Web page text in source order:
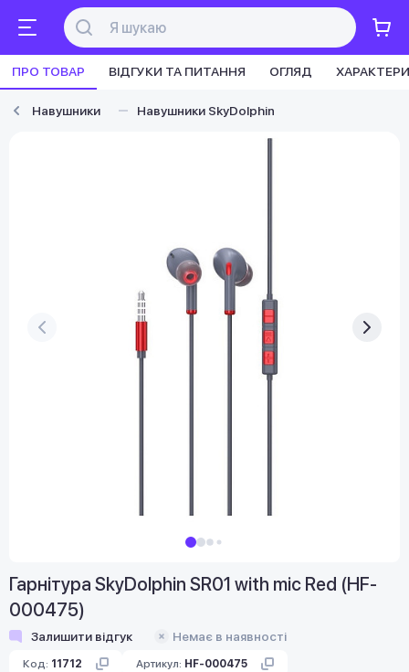
ПРО ТОВАР ВІДГУКИ ТА ПИТАННЯ ОГЛЯД
Навушники Навушники SkyDolphin
Гарнітура SkyDolphin SR01 with mic Red (HF-
000475)
Залишити відгук Немає в наявності
Код: 11712 Артикул: HF-000475